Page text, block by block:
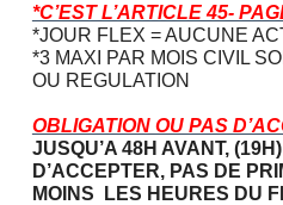
*C’EST L’ARTICLE 45-
*JOUR FLEX = AUCUNE
*3 MAXI PAR MOIS CIVIL
OU REGULATION
OBLIGATION OU PAS
JUSQU’A 48H AVANT,
D’ACCEPTER, PAS DE
MOINS LES HEURES DU